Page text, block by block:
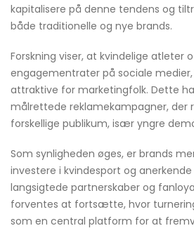
kapitalisere på denne tendens og
både traditionelle og nye brands.
Forskning viser, at kvindelige atleter
engagementrater på sociale
attraktive for marketingfolk. Dette
målrettede reklamekampagner, der
forskellige publikum, især yngre
Som synligheden øges, er brands
investere i kvindesport og
langsigtede partnerskaber og
forventes at fortsætte, hvor
som en central platform for at